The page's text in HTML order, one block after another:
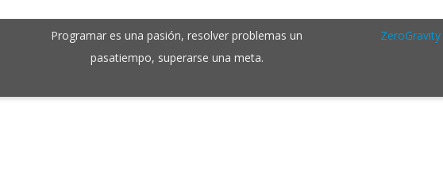
Programar es una pasión, resolver problemas un
pasatiempo, superarse una meta.
ZeroGravity